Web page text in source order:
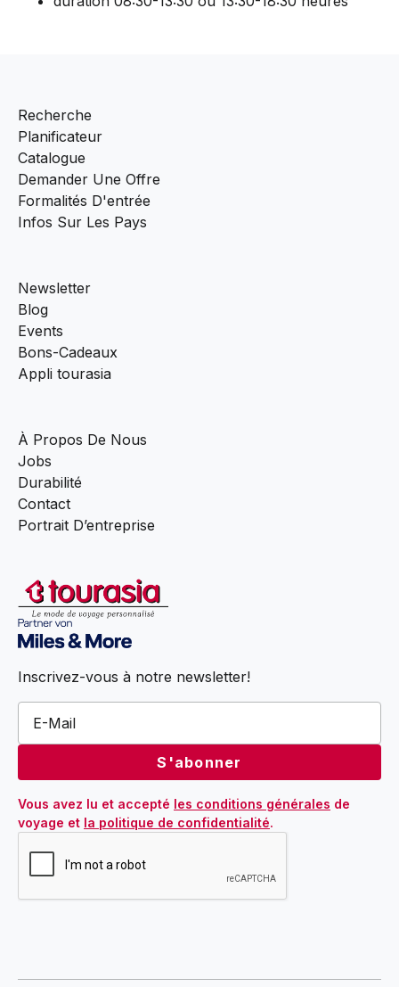
Recherche
Planificateur
Catalogue
Demander Une Offre
Formalités D'entrée
Infos Sur Les Pays
Newsletter
Blog
Events
Bons-Cadeaux
Appli tourasia
À Propos De Nous
Jobs
Durabilité
Contact
Portrait D’entreprise
Inscrivez-vous à notre newsletter!
Vous avez lu et accepté les conditions générales de
voyage et la politique de confidentialité.